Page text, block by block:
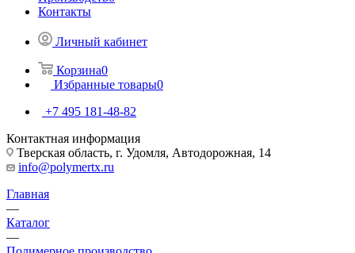
Контакты
Личный кабинет
Корзина0
Избранные товары0
+7 495 181-48-82
Контактная информация
Тверская область, г. Удомля, Автодорожная, 14
info@polymertx.ru
Главная
—
Каталог
—